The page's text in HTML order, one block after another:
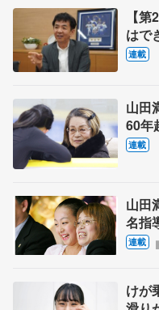
【
はで
人気
連載
山田
60年
楽
連載
山田
名指
藤み
連載
けが